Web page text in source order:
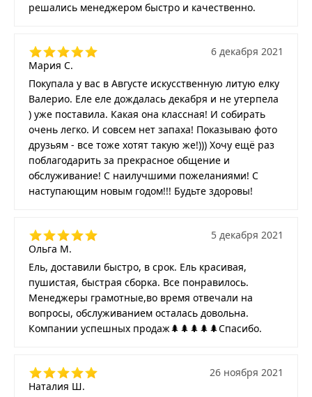
решались менеджером быстро и качественно.
Мария С.
6 декабря 2021
Покупала у вас в Августе искусственную литую елку
Валерио. Еле еле дождалась декабря и не утерпела
) уже поставила. Какая она классная! И собирать
очень легко. И совсем нет запаха! Показываю фото
друзьям - все тоже хотят такую же!))) Хочу ещё раз
поблагодарить за прекрасное общение и
обслуживание! С наилучшими пожеланиями! С
наступающим новым годом!!! Будьте здоровы!
Ольга М.
5 декабря 2021
Ель, доставили быстро, в срок. Ель красивая,
пушистая, быстрая сборка. Все понравилось.
Менеджеры грамотные,во время отвечали на
вопросы, обслуживанием осталась довольна.
Компании успешных продаж🌲🌲🌲🌲🌲Спасибо.
Наталия Ш.
26 ноября 2021